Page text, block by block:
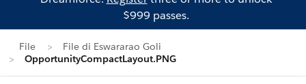
$999 passes.
File
File di Eswararao Goli
OpportunityCompactLayout.PNG